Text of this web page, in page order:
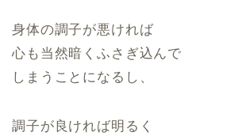
身体の調子が悪ければ
心も当然暗くふさぎ込んで
しまうことになるし、
調子が良ければ明るく